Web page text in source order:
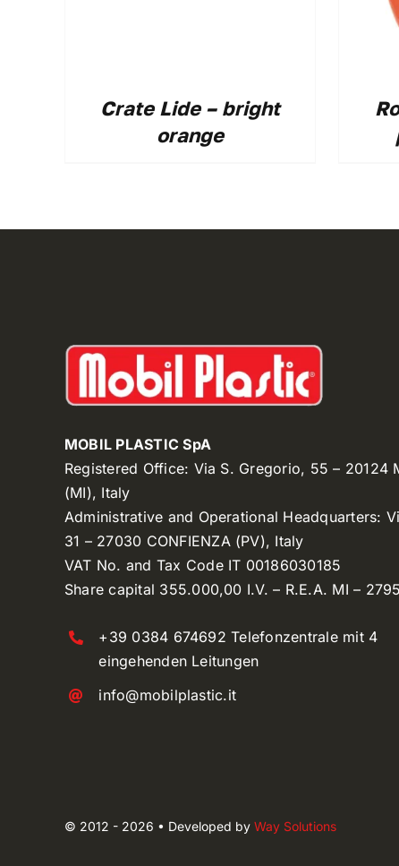
Crate Lide – bright
orange
MOBIL PLASTIC SpA
Registered Office: Via S. Gregorio, 55 – 20124
(MI), Italy
Administrative and Operational Headquarters:
31 – 27030 CONFIENZA (PV), Italy
VAT No. and Tax Code IT 00186030185
Share capital 355.000,00 I.V. – R.E.A. MI –
+39 0384 674692 Telefonzentrale mit 4
eingehenden Leitungen
info@mobilplastic.it
© 2012 - 2026 • Developed by Way Solutions